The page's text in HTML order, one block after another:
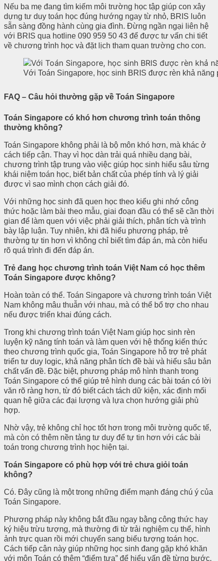
Nếu ba mẹ đang tìm kiếm môi trường học tập giúp con xây
dựng tư duy toán học đúng hướng ngay từ nhỏ, BRIS luôn
sẵn sàng đồng hành cùng gia đình. Đừng ngần ngại liên hệ
với BRIS qua hotline 090 959 50 43 để được tư vấn chi tiết
về chương trình học và đặt lịch tham quan trường cho con.
Với Toán Singapore, học sinh BRIS được rèn khả
FAQ – Câu hỏi thường gặp về Toán Singapore
Toán Singapore có khó hơn chương trình toán thông
thường không?
Toán Singapore không phải là bộ môn khó hơn, mà khác ở
cách tiếp cận. Thay vì học dàn trải quá nhiều dạng bài,
chương trình tập trung vào việc giúp học sinh hiểu sâu từng
khái niệm toán học, biết bản chất của phép tính và lý giải
được vì sao mình chọn cách giải đó.
Với những học sinh đã quen học theo kiểu ghi nhớ công
thức hoặc làm bài theo mẫu, giai đoạn đầu có thể sẽ cần thời
gian để làm quen với việc phải giải thích, phân tích và trình
bày lập luận. Tuy nhiên, khi đã hiểu phương pháp, trẻ
thường tự tin hơn vì không chỉ biết tìm đáp án, mà còn hiểu
rõ quá trình đi đến đáp án.
Trẻ đang học chương trình toán Việt Nam có học thêm
Toán Singapore được không?
Hoàn toàn có thể. Toán Singapore và chương trình toán Việt
Nam không mâu thuẫn với nhau, mà có thể bổ trợ cho nhau
nếu được triển khai đúng cách.
Trong khi chương trình toán Việt Nam giúp học sinh rèn
luyện kỹ năng tính toán và làm quen với hệ thống kiến thức
theo chương trình quốc gia, Toán Singapore hỗ trợ trẻ phát
triển tư duy logic, khả năng phân tích đề bài và hiểu sâu bản
chất vấn đề. Đặc biệt, phương pháp mô hình thanh trong
Toán Singapore có thể giúp trẻ hình dung các bài toán có lời
văn rõ ràng hơn, từ đó biết cách tách dữ kiện, xác định mối
quan hệ giữa các đại lượng và lựa chọn hướng giải phù
hợp.
Nhờ vậy, trẻ không chỉ học tốt hơn trong môi trường quốc tế,
mà còn có thêm nền tảng tư duy để tự tin hơn với các bài
toán trong chương trình học hiện tại.
Toán Singapore có phù hợp với trẻ chưa giỏi toán
không?
Có. Đây cũng là một trong những điểm mạnh đáng chú ý của
Toán Singapore.
Phương pháp này không bắt đầu ngay bằng công thức hay
ký hiệu trừu tượng, mà thường đi từ trải nghiệm cụ thể, hình
ảnh trực quan rồi mới chuyển sang biểu tượng toán học.
Cách tiếp cận này giúp những học sinh đang gặp khó khăn
với môn Toán có thêm “điểm tựa” để hiểu vấn đề từng bước,